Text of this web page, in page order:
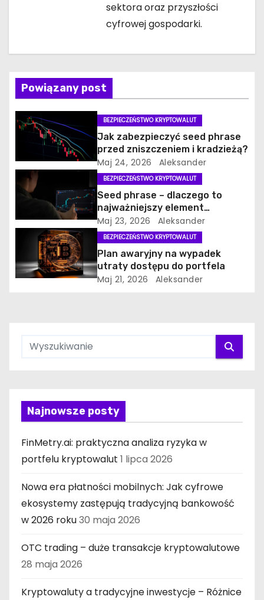
s
u
sektora oraz przyszłości
cyfrowej gospodarki.
Powiązany post
BEZPIECZEŃSTWO KRYPTOWALUT
Jak zabezpieczyć seed phrase
przed zniszczeniem i kradzieżą?
Maj 24, 2026 Aleksander
BEZPIECZEŃSTWO KRYPTOWALUT
Seed phrase – dlaczego to
najważniejszy element
zabezpieczenia portfela
kryptowalut?
Maj 23, 2026 Aleksander
BEZPIECZEŃSTWO KRYPTOWALUT
Plan awaryjny na wypadek
utraty dostępu do portfela
Maj 21, 2026 Aleksander
Najnowsze posty
FinMetry.ai: praktyczna analiza ryzyka w
portfelu kryptowalut 1 lipca 2026
Nowa era płatności mobilnych: Jak cyfrowe
ekosystemy zastępują tradycyjną bankowość
w 2026 roku30 maja 2026
OTC trading – duże transakcje kryptowalutowe
28 maja 2026
Kryptowaluty a tradycyjne inwestycje – Różnice